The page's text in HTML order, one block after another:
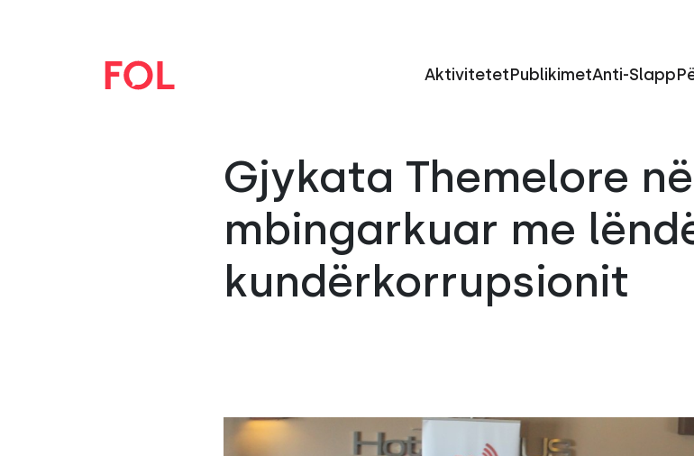
AktivitetetPublikimetAnti-Slapp
Gjykata Themelore
mbingarkuar me
kundërkorrupsionit